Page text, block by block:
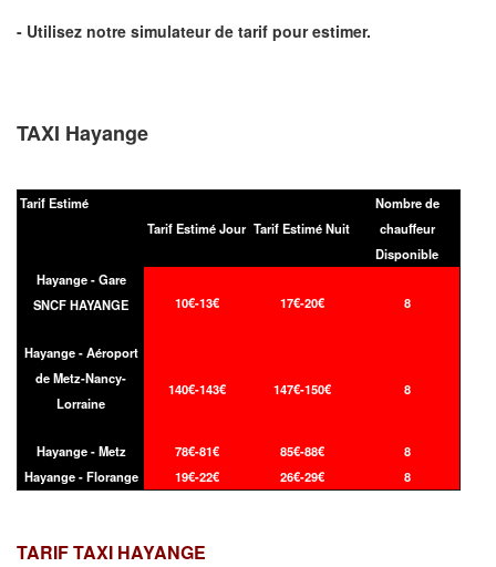
- Utilisez notre simulateur de tarif pour estimer.
TAXI Hayange
Tarif Estimé
Tarif Estimé Jour Tarif Estimé Nuit
Nombre de
chauffeur
Disponible
Hayange - Gare
SNCF HAYANGE
10€-13€ 17€-20€ 8
Hayange - Aéroport
de Metz-Nancy-
Lorraine
140€-143€ 147€-150€ 8
Hayange - Metz 78€-81€ 85€-88€
8
Hayange - Florange
19€-22€ 26€-29€ 8
TARIF TAXI HAYANGE